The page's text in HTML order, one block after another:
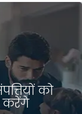
को
करेंगे